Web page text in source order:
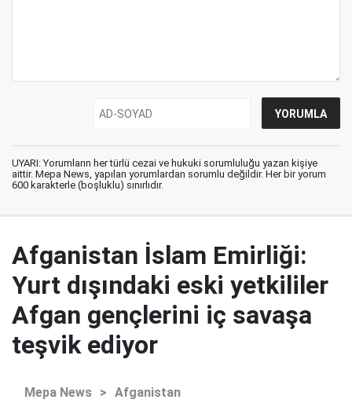
UYARI: Yorumların her türlü cezai ve hukuki sorumluluğu yazan kişiye
aittir. Mepa News, yapılan yorumlardan sorumlu değildir. Her bir yorum
600 karakterle (boşluklu) sınırlıdır.
Afganistan İslam Emirliği:
Yurt dışındaki eski yetkililer
Afgan gençlerini iç savaşa
teşvik ediyor
Mepa News > Afganistan